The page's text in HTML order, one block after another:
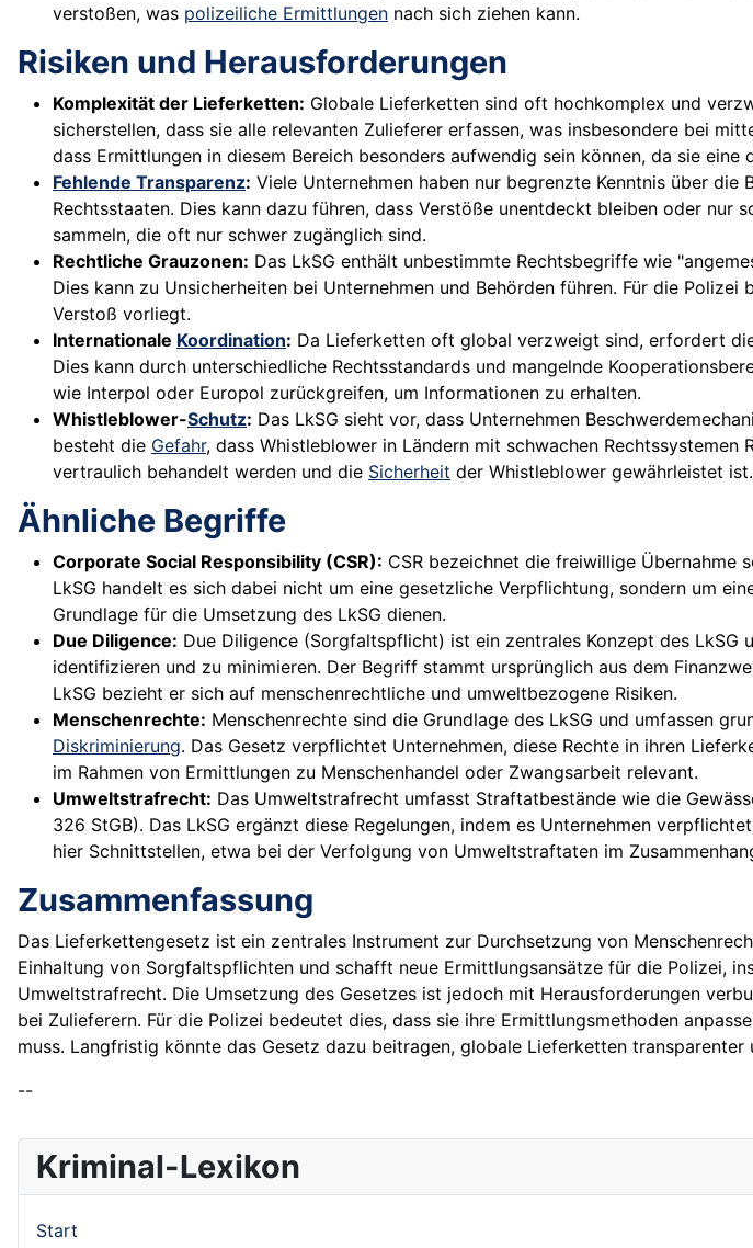
verstoßen, was polizeiliche Ermittlungen nach sich ziehen kann.
Risiken und Herausforderungen
Komplexität der Lieferketten: Globale Lieferketten sind oft hochkomplex und
sicherstellen, dass sie alle relevanten Zulieferer erfassen, was insbesondere bei
dass Ermittlungen in diesem Bereich besonders aufwendig sein können, da sie
Fehlende Transparenz: Viele Unternehmen haben nur begrenzte Kenntnis über
Rechtsstaaten. Dies kann dazu führen, dass Verstöße unentdeckt bleiben oder
sammeln, die oft nur schwer zugänglich sind.
Rechtliche Grauzonen: Das LkSG enthält unbestimmte Rechtsbegriffe wie
Dies kann zu Unsicherheiten bei Unternehmen und Behörden führen. Für die
Verstoß vorliegt.
Internationale Koordination: Da Lieferketten oft global verzweigt sind, erfordert
Dies kann durch unterschiedliche Rechtsstandards und mangelnde
wie Interpol oder Europol zurückgreifen, um Informationen zu erhalten.
Whistleblower-Schutz: Das LkSG sieht vor, dass Unternehmen
besteht die Gefahr, dass Whistleblower in Ländern mit schwachen
vertraulich behandelt werden und die Sicherheit der Whistleblower gewährleistet ist.
Ähnliche Begriffe
Corporate Social Responsibility (CSR): CSR bezeichnet die freiwillige Übernahme
LkSG handelt es sich dabei nicht um eine gesetzliche Verpflichtung, sondern um
Grundlage für die Umsetzung des LkSG dienen.
Due Diligence: Due Diligence (Sorgfaltspflicht) ist ein zentrales Konzept des
identifizieren und zu minimieren. Der Begriff stammt ursprünglich aus dem
LkSG bezieht er sich auf menschenrechtliche und umweltbezogene Risiken.
Menschenrechte: Menschenrechte sind die Grundlage des LkSG und umfassen
Diskriminierung. Das Gesetz verpflichtet Unternehmen, diese Rechte in ihren
im Rahmen von Ermittlungen zu Menschenhandel oder Zwangsarbeit relevant.
Umweltstrafrecht: Das Umweltstrafrecht umfasst Straftatbestände wie die
326 StGB). Das LkSG ergänzt diese Regelungen, indem es Unternehmen
hier Schnittstellen, etwa bei der Verfolgung von Umweltstraftaten im
Zusammenfassung
Das Lieferkettengesetz ist ein zentrales Instrument zur Durchsetzung von
Einhaltung von Sorgfaltspflichten und schafft neue Ermittlungsansätze für die Polizei,
Umweltstrafrecht. Die Umsetzung des Gesetzes ist jedoch mit Herausforderungen
bei Zulieferern. Für die Polizei bedeutet dies, dass sie ihre Ermittlungsmethoden
muss. Langfristig könnte das Gesetz dazu beitragen, globale Lieferketten
--
Kriminal-Lexikon
Start